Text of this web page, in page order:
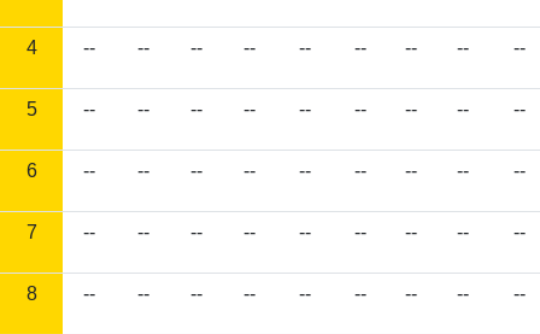
4 -- -- -- -- -- -- -- -- --
5 -- -- -- -- -- -- -- -- --
6 -- -- -- -- -- -- -- -- --
7 -- -- -- -- -- -- -- -- --
8 -- -- -- -- -- -- -- -- --